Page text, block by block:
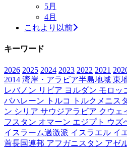
5月
4月
これより以前
キーワード
2026 2025 2024 2023 2022 2021
2014 湾岸・アラビア半島地域 東
レバノン リビア ヨルダン モロッ
バハレーン
トルコ トルクメニス
ン シリア サウジアラビア クウェ
フスタン オマーン エジプト ウズ
イスラーム過激派 イスラエル イ
首長国連邦 アフガニスタン アゼ